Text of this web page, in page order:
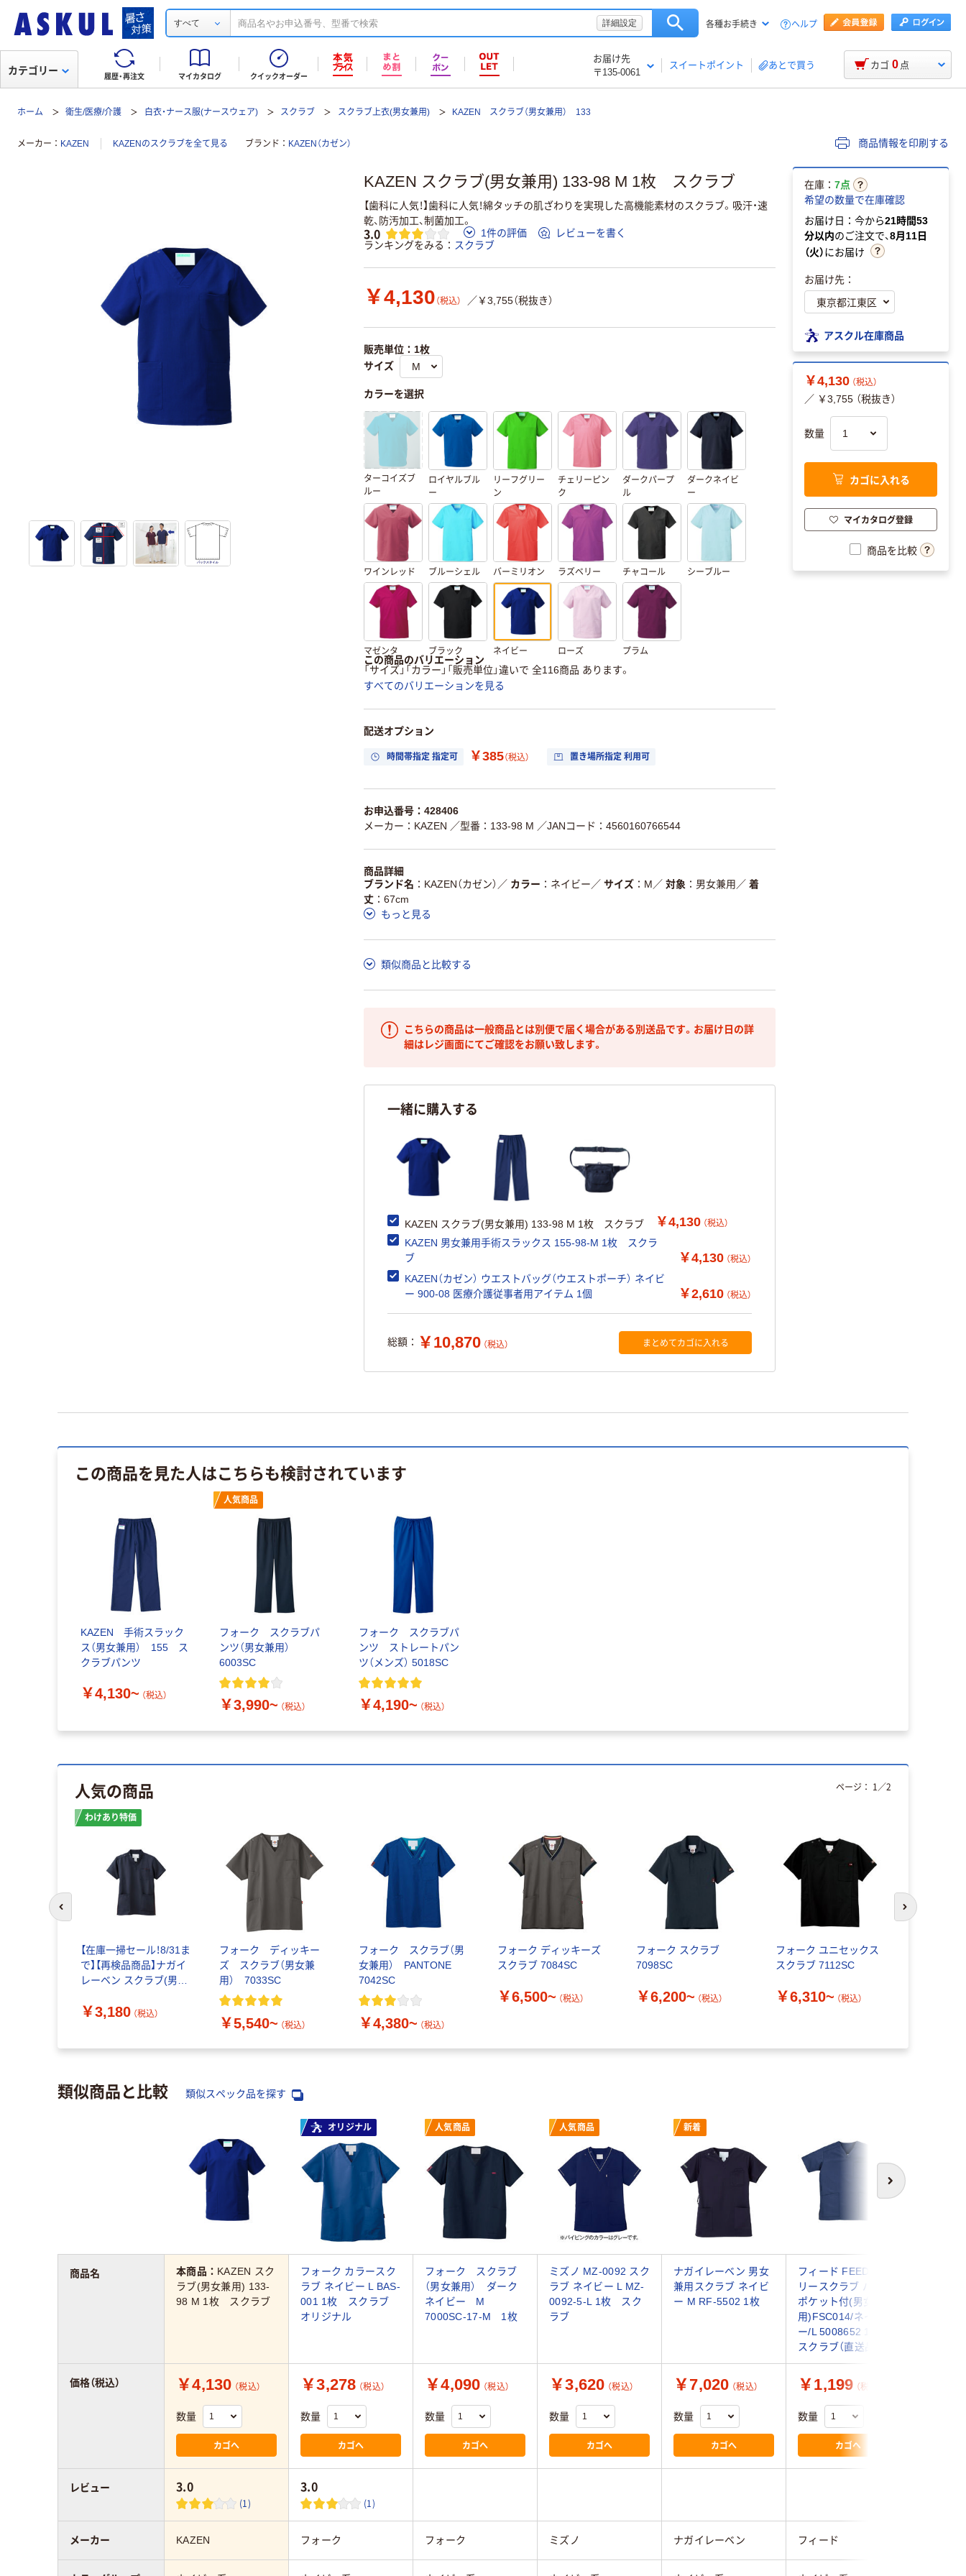
すべて 詳細設定 各種お手続き ヘルプ
履歴・再注文 マイカタログ クイックオーダー
お届け先
〒135-0061
スイートポイント あとで買う
カテゴリー カゴ 0 点
ホーム 衛生/医療/介護 白衣・ナース服(ナースウェア) スクラブ スクラブ上衣(男女兼用) KAZEN スクラブ（男女兼用） 133
メーカー KAZEN KAZENのスクラブを全て見る ブランド KAZEN（カゼン） 商品情報を印刷する
KAZEN スクラブ(男女兼用) 133-98 M 1枚 スクラブ
【歯科に人気！】歯科に人気！綿タッチの肌ざわりを実現した高機能素材のスクラブ。吸汗・速
乾、防汚加工、制菌加工。
3.0 1件の評価
レビューを書く
ランキングをみる
スクラブ
￥4,130 （税込） ／￥3,755（税抜き）
販売単位：1枚
サイズ
カラーを選択
ターコイズブ
ルー
ロイヤルブル
ー
リーフグリー
ン
チェリーピン
ク
ダークパープ
ル
ダークネイビ
ー
ワインレッド ブルーシェル バーミリオン ラズベリー チャコール シーブルー
マゼンタ ブラック ネイビー ローズ プラム
この商品のバリエーション
「サイズ」「カラー」「販売単位」違いで 全116商品 あります。
すべてのバリエーションを見る
配送オプション
時間帯指定 指定可 ￥385（税込） 置き場所指定 利用可
お申込番号：428406
メーカー：KAZEN ／型番：133-98 M ／JANコード：4560160766544
商品詳細
ブランド名
KAZEN（カゼン） ／ カラー ネイビー ／ サイズ M ／ 対象 男女兼用 ／ 着
丈
67cm
もっと見る
類似商品と比較する
こちらの商品は一般商品とは別便で届く場合がある別送品です。お届け日の詳
細はレジ画面にてご確認をお願い致します。
一緒に購入する
KAZEN スクラブ(男女兼用) 133-98 M 1枚 スクラブ ￥4,130 （税込）
KAZEN 男女兼用手術スラックス 155-98-M 1枚 スクラ
ブ
￥4,130 （税込）
KAZEN（カゼン） ウエストバッグ（ウエストポーチ） ネイビ
ー 900-08 医療介護従事者用アイテム 1個
￥2,610 （税込）
総額： ￥10,870 （税込） まとめてカゴに入れる
在庫： 7点
希望の数量で在庫確認
お届け日：今から21時間53
分以内のご注文で、8月11日
（火）にお届け
お届け先：
アスクル在庫商品
￥4,130 （税込）
／ ￥3,755 （税抜き）
数量
カゴに入れる
マイカタログ登録
商品を比較
この商品を見た人はこちらも検討されています
KAZEN 手術スラック
ス（男女兼用） 155 ス
クラブパンツ
￥4,130~ （税込）
人気商品
フォーク スクラブパ
ンツ（男女兼用）
6003SC
￥3,990~ （税込）
フォーク スクラブパ
ンツ ストレートパン
ツ（メンズ） 5018SC
￥4,190~ （税込）
人気の商品
わけあり特価
【在庫一掃セール！8/31ま
で】【再検品商品】ナガイ
レーベン スクラブ(男女
イビー L RT-5062 1枚
￥3,180 （税込）
フォーク ディッキー
ズ スクラブ（男女兼
用） 7033SC
￥5,540~ （税込）
フォーク スクラブ（男
女兼用） PANTONE
7042SC
￥4,380~ （税込）
フォーク ディッキーズ
スクラブ 7084SC
￥6,500~ （税込）
フォーク スクラブ
7098SC
￥6,200~ （税込）
フォーク ユニセックス
スクラブ 7112SC
￥6,310~ （税込）
ページ： 1 ／2
前のスライドへ 次のスライド
類似商品と比較 類似スペック品を探す
次へ
オリジナル 人気商品 人気商品 新着
本商品： KAZEN スク
ラブ(男女兼用) 133-
98 M 1枚 スクラブ
フォーク カラースク
ラブ ネイビー L BAS-
001 1枚 スクラブ
オリジナル
フォーク スクラブ
（男女兼用） ダーク
ネイビー M
7000SC-17-M 1枚
ミズノ MZ-0092 スク
ラブ ネイビー L MZ-
0092-5-L 1枚 スク
ラブ
ナガイレーベン 男女
兼用スクラブ ネイビ
ー M RF-5502 1枚
フィード FEEDデイ
リースクラブ バック
ポケット付(男女兼
用)FSC014/ネイビ
ー/L 5008652 1枚
スクラブ（直送品）
￥4,130 （税込）
数量
カゴへ
￥3,278 （税込）
数量
カゴへ
￥4,090 （税込）
数量
カゴへ
￥3,620 （税込）
数量
カゴへ
￥7,020 （税込）
数量
カゴへ
￥1,199 （税込）
数量
カゴへ
3.0
(1)
3.0
(1)
KAZEN フォーク フォーク ミズノ ナガイレーベン フィード
商品名
価格（税込）
レビュー
メーカー